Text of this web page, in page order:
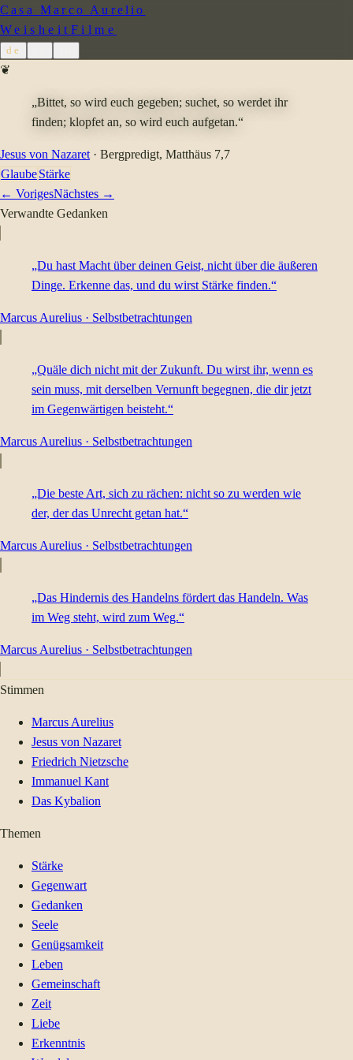
Casa Marco Aurelio
Weisheit Filme
de
❦
„Bittet, so wird euch gegeben; suchet, so werdet ihr
finden; klopfet an, so wird euch aufgetan.“
Jesus von Nazaret · Bergpredigt, Matthäus 7,7
GlaubeStärke
← VorigesNächstes →
Verwandte Gedanken
„Du hast Macht über deinen Geist, nicht über die äußeren
Dinge. Erkenne das, und du wirst Stärke finden.“
Marcus Aurelius · Selbstbetrachtungen
„Quäle dich nicht mit der Zukunft. Du wirst ihr, wenn es
sein muss, mit derselben Vernunft begegnen, die dir jetzt
im Gegenwärtigen beisteht.“
Marcus Aurelius · Selbstbetrachtungen
„Die beste Art, sich zu rächen: nicht so zu werden wie
der, der das Unrecht getan hat.“
Marcus Aurelius · Selbstbetrachtungen
„Das Hindernis des Handelns fördert das Handeln. Was
im Weg steht, wird zum Weg.“
Marcus Aurelius · Selbstbetrachtungen
Stimmen
Marcus Aurelius
Jesus von Nazaret
Friedrich Nietzsche
Immanuel Kant
Das Kybalion
Themen
Stärke
Gegenwart
Gedanken
Seele
Genügsamkeit
Leben
Gemeinschaft
Zeit
Liebe
Erkenntnis